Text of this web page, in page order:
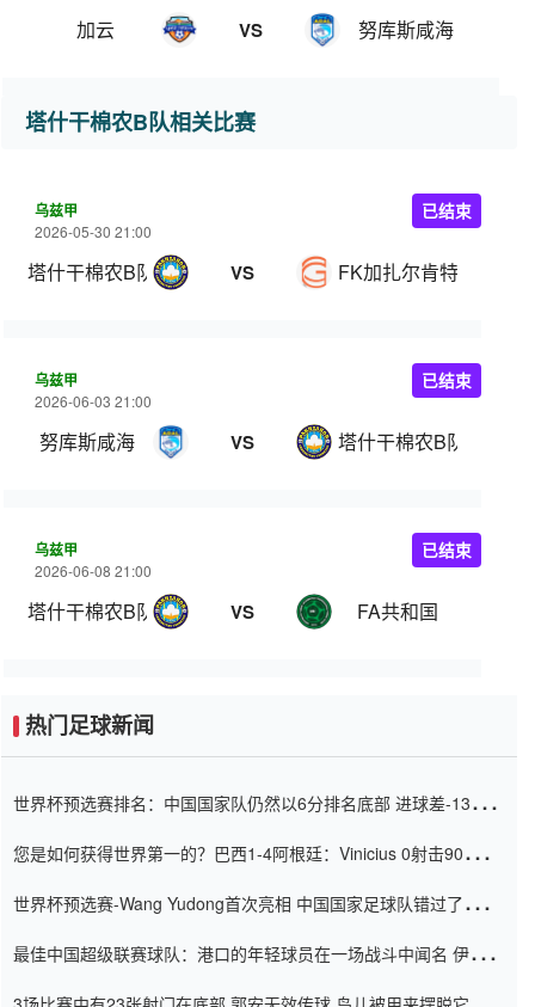
加云 VS 努库斯咸海
塔什干棉农B队相关比赛
乌兹甲
2026-05-30 21:00
塔什干棉农B队 VS FK加扎尔肯特
已结束
乌兹甲
2026-06-03 21:00
努库斯咸海 VS 塔什干棉农B队
已结束
乌兹甲
2026-06-08 21:00
塔什干棉农B队 VS FA共和国
已结束
热门足球新闻
世界杯预选赛排名：中国国家队仍然以6分排名底部 进球差-13令人
您是如何获得世界第一的？巴西1-4阿根廷：Vinicius 0射击90分钟
世界杯预选赛-Wang Yudong首次亮相 中国国家足球队错过了世界
最佳中国超级联赛球队：港口的年轻球员在一场战斗中闻名 伊万放